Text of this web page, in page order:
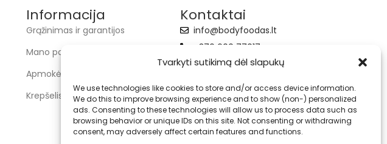
Tvarkyti sutikimą dėl slapukų
We use technologies like cookies to store and/or access device information.
We do this to improve browsing experience and to show (non-) personalized
ads. Consenting to these technologies will allow us to process data such as
browsing behavior or unique IDs on this site. Not consenting or withdrawing
consent, may adversely affect certain features and functions.
Informacija
Grąžinimas ir garantijos
Mano paskyra
Apmokėjimas
Krepšelis
Kontaktai
info@bodyfoodas.lt
+370 600 77017